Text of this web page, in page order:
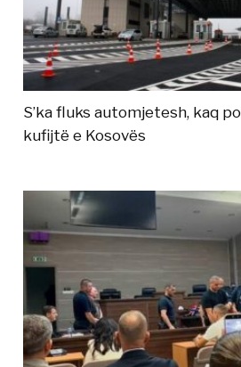
S’ka fluks automjetesh, kaq
kufijtë e Kosovës